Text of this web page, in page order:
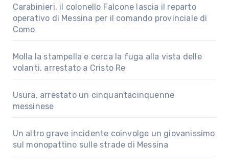
Carabinieri, il colonello Falcone lascia il reparto
operativo di Messina per il comando provinciale di
Como
Molla la stampella e cerca la fuga alla vista delle
volanti, arrestato a Cristo Re
Usura, arrestato un cinquantacinquenne
messinese
Un altro grave incidente coinvolge un giovanissimo
sul monopattino sulle strade di Messina